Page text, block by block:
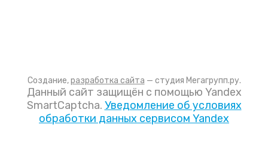
Создание,разработка сайта — студия Мегагрупп.ру.
Данный сайт защищён с помощью Yandex
SmartCaptcha. Уведомление об условиях
обработки данных сервисом Yandex